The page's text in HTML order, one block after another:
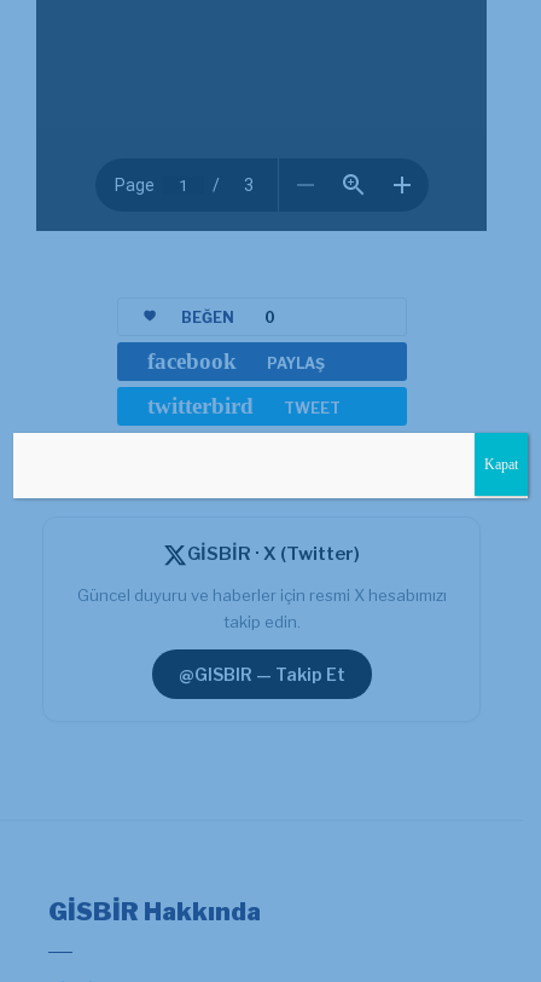
BEĞEN 0
facebook PAYLAŞ
twitterbird TWEET
GİSBİR · X (Twitter)
Güncel duyuru ve haberler için resmi X hesabımızı
takip edin.
@GISBIR — Takip Et
GİSBİR Hakkında
Kapat